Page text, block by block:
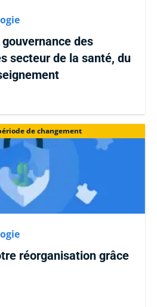
des
secteur de la santé, du
de changement
réorganisation grâce